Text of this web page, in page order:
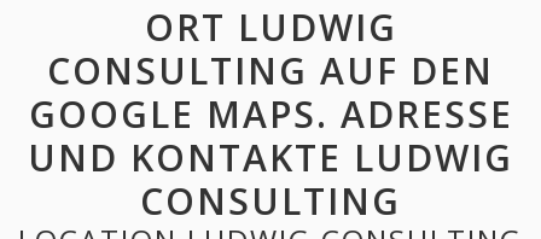
ORT LUDWIG
CONSULTING AUF DEN
GOOGLE MAPS. ADRESSE
UND KONTAKTE LUDWIG
CONSULTING